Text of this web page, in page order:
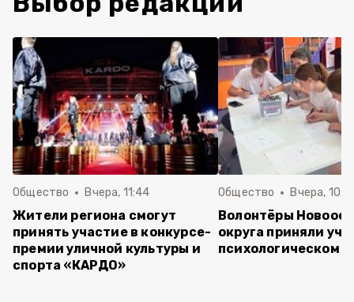
Общество Вчера, 11:44
Жители региона смогут
принять участие в конкурсе-
премии уличной культуры и
спорта «КАРДО»
Общество Вчера,
Волонтёры
округа приняли
психологическом